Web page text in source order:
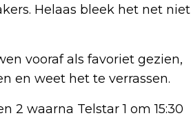
Helaas bleek het net niet
vooraf als favoriet gezien,
en weet het te verrassen.
2 waarna Telstar 1 om 15:30